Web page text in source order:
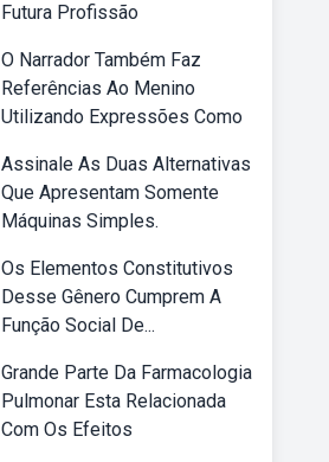
Futura Profissão
O Narrador Também Faz
Referências Ao Menino
Utilizando Expressões Como
Assinale As Duas Alternativas
Que Apresentam Somente
Máquinas Simples.
Os Elementos Constitutivos
Desse Gênero Cumprem A
Função Social De...
Grande Parte Da Farmacologia
Pulmonar Esta Relacionada
Com Os Efeitos